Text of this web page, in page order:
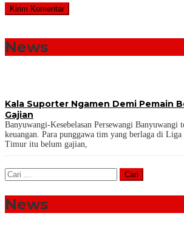
News
Kala Suporter Ngamen Demi Pemain
Gajian
Banyuwangi-Kesebelasan Persewangi Banyuwangi
keuangan. Para punggawa tim yang berlaga di
Timur itu belum gajian,
Cari
untuk:
News